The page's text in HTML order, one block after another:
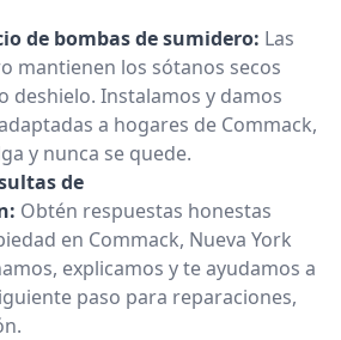
de bombas de sumidero: Las
mantienen los sótanos secos
deshielo. Instalamos y damos
a hogares de Commack,
y nunca se quede.
de
Obtén respuestas honestas
en Commack, Nueva York
explicamos y te ayudamos a
paso para reparaciones,